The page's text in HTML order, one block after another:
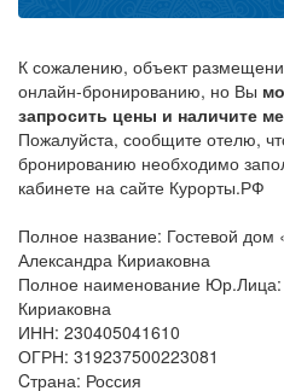
К сожалению, объект
онлайн-бронированию, но Вы
запросить цены и наличите
Пожалуйста, сообщите отелю,
бронированию необходимо
кабинете на сайте Курорты.РФ
Полное название: Гостевой
Александра Кириаковна
Полное наименование
Кириаковна
ИНН: 230405041610
ОГРН: 319237500223081
Cтрана: Россия